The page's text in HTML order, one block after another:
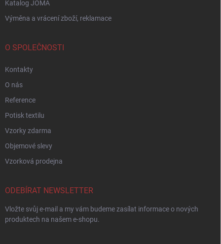
Katalog JOMA
Výměna a vrácení zboží, reklamace
O SPOLEČNOSTI
Kontakty
O nás
Reference
Potisk textilu
Vzorky zdarma
Objemové slevy
Vzorková prodejna
ODEBÍRAT NEWSLETTER
Vložte svůj e-mail a my vám budeme zasílat informace o nových
produktech na našem e-shopu.